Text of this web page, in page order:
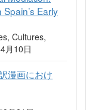
Early
Cultures,
月10日
漫画におけ